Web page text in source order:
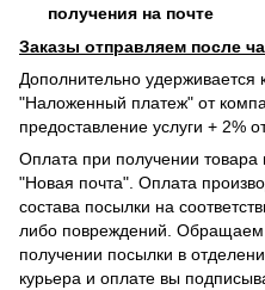
получения на почте
Заказы отправляем после
Дополнительно удерживается
"Наложенный платеж" от
предоставление услуги + 2%
Оплата при получении товара
"Новая почта". Оплата
состава посылки на
либо повреждений.
получении посылки в
курьера и оплате вы